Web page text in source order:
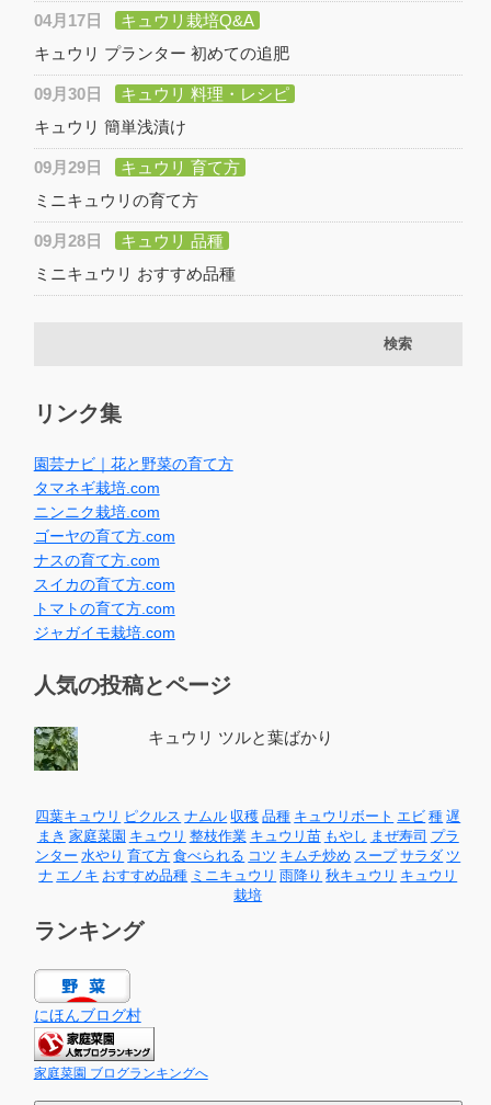
04月17日
キュウリ栽培Q&A
キュウリ プランター 初めての追肥
09月30日
キュウリ 料理・レシピ
キュウリ 簡単浅漬け
09月29日
キュウリ 育て方
ミニキュウリの育て方
09月28日
キュウリ 品種
ミニキュウリ おすすめ品種
リンク集
園芸ナビ｜花と野菜の育て方
タマネギ栽培.com
ニンニク栽培.com
ゴーヤの育て方.com
ナスの育て方.com
スイカの育て方.com
トマトの育て方.com
ジャガイモ栽培.com
人気の投稿とページ
キュウリ ツルと葉ばかり
四葉キュウリ ピクルス ナムル 収穫 品種 キュウリボート エビ 種 遅
まき 家庭菜園 キュウリ 整枝作業 キュウリ苗 もやし まぜ寿司 プラ
ンター 水やり 育て方 食べられる コツ キムチ炒め スープ サラダ ツ
ナ エノキ おすすめ品種 ミニキュウリ 雨降り 秋キュウリ キュウリ
栽培
ランキング
にほんブログ村
家庭菜園 ブログランキングへ